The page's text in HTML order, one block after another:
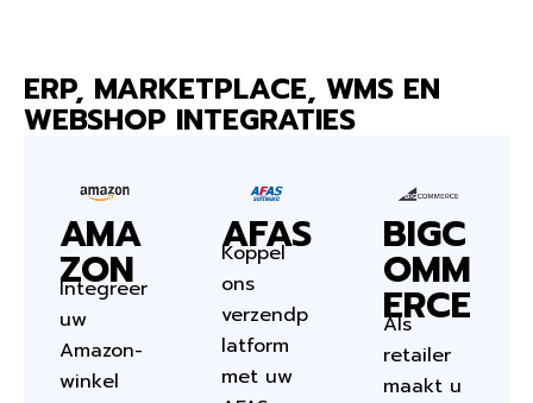
ERP, MARKETPLACE, WMS EN
WEBSHOP INTEGRATIES
AMA
ZON
Integreer
uw
Amazon-
winkel
AFAS
Koppel
ons
verzendp
latform
met uw
BIGC
OMM
ERCE
Als
retailer
maakt u